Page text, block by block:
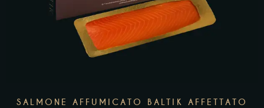
SALMONE AFFUMICATO BALTIK AFFETTATO